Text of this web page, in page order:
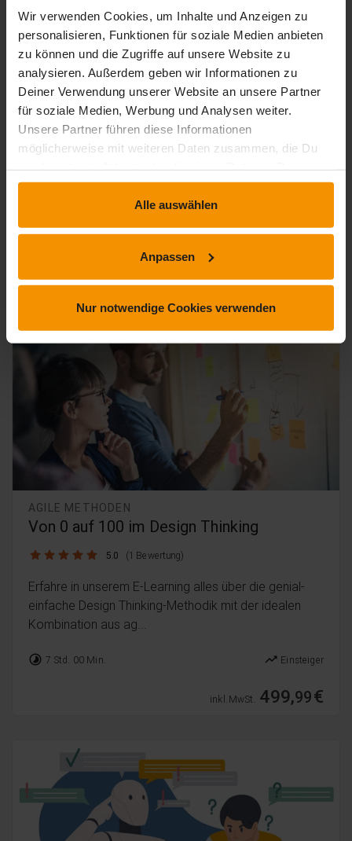
Wir verwenden Cookies, um Inhalte und Anzeigen zu
personalisieren, Funktionen für soziale Medien anbieten
zu können und die Zugriffe auf unsere Website zu
analysieren. Außerdem geben wir Informationen zu
Deiner Verwendung unserer Website an unsere Partner
für soziale Medien, Werbung und Analysen weiter.
Unsere Partner führen diese Informationen
möglicherweise mit weiteren Daten zusammen, die Du
Nutzung der Dienste gesammelt haben.
Alle auswählen
Anpassen
Nur notwendige Cookies verwenden
DIGITALE TRANSFORMATION
Werte, Ethik, Recht
3.0 / 5
Gehe der Frage nach, welche Standards in Deinem
timelapse 0 Std. 13 Min. trending_up Einsteiger
AGILE METHODEN
Von 0 auf 100 im Design Thinking
5.0 / 5 5.0 (1 Bewertung)
Erfahre in unserem E-Learning alles über die genial-
einfache Design Thinking-Methodik mit der idealen
Kombination aus ag...
timelapse 7 Std. 00 Min. trending_up Einsteiger
inkl. MwSt. 499,99€